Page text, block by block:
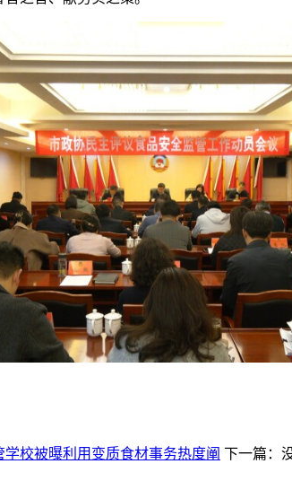
学校被曝利用变质食材事务热度阐 下一篇：